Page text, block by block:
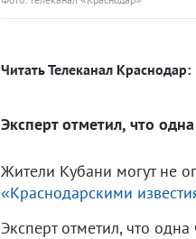
Читать Телеканал Краснодар:
Эксперт отметил, что
Жители Кубани могут не
«Краснодарскими
Эксперт отметил, что